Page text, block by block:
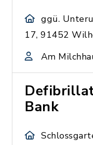
ggü.
17, 91452
Am
Bank